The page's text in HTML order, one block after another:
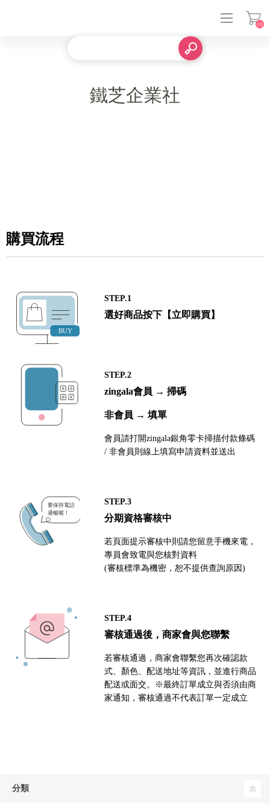
(0)
鐵芝企業社
購買流程
STEP.1
選好商品按下【立即購買】
STEP.2
zingala會員 → 掃碼
非會員 → 填單
會員請打開zingala銀角零卡掃描付款條碼
/ 非會員則線上填寫申請資料並送出
STEP.3
分期資格審核中
若頁面提示審核中則請您留意手機來電，
專員會致電與您核對資料
(審核標準為機密，恕不提供查詢原因)
STEP.4
審核通過後，商家會與您聯繫
若審核通過，商家會聯繫您再次確認款
式、顏色、配送地址等資訊，並進行商品
配送或面交。※最終訂單成立與否須由商
家通知，審核通過不代表訂單一定成立
分類